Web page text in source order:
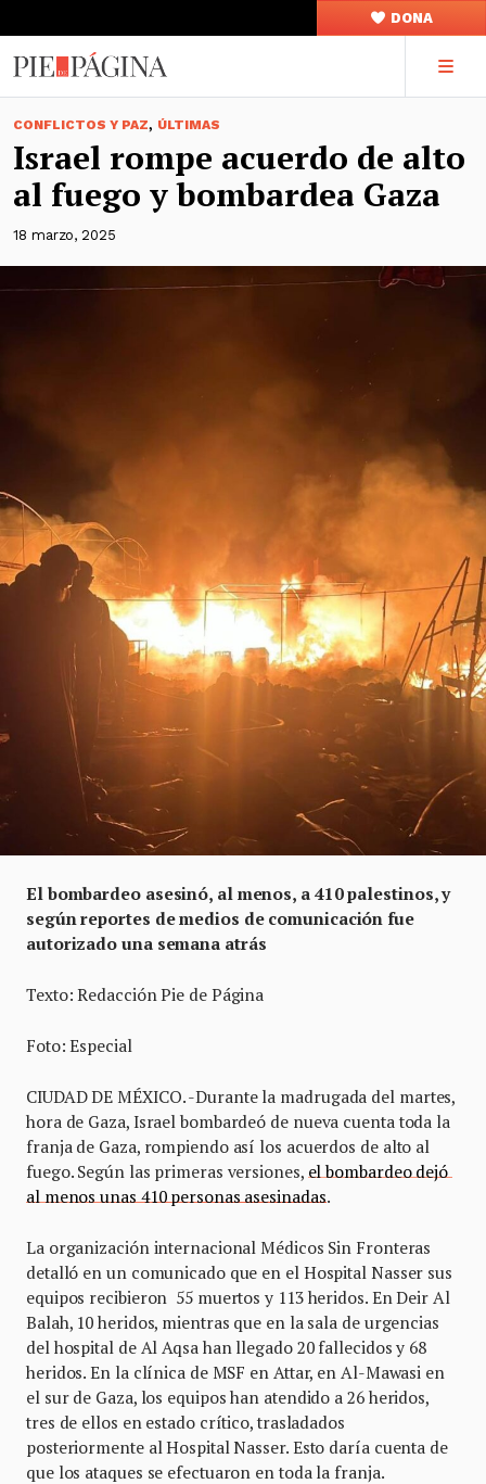
DONA
CONFLICTOS Y PAZ, ÚLTIMAS
Israel rompe acuerdo de alto
al fuego y bombardea Gaza
18 marzo, 2025
El bombardeo asesinó, al menos, a 410 palestinos, y
según reportes de medios de comunicación fue
autorizado una semana atrás
Texto: Redacción Pie de Página
Foto: Especial
CIUDAD DE MÉXICO. -Durante la madrugada del martes,
hora de Gaza, Israel bombardeó de nueva cuenta toda la
franja de Gaza, rompiendo así los acuerdos de alto al
fuego. Según las primeras versiones, el bombardeo dejó
al menos unas 410 personas asesinadas.
La organización internacional Médicos Sin Fronteras
detalló en un comunicado que en el Hospital Nasser sus
equipos recibieron 55 muertos y 113 heridos. En Deir Al
Balah, 10 heridos, mientras que en la sala de urgencias
del hospital de Al Aqsa han llegado 20 fallecidos y 68
heridos. En la clínica de MSF en Attar, en Al-Mawasi en
el sur de Gaza, los equipos han atendido a 26 heridos,
tres de ellos en estado crítico, trasladados
posteriormente al Hospital Nasser. Esto daría cuenta de
que los ataques se efectuaron en toda la franja.